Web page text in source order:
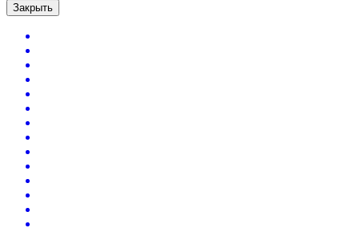
Закрыть